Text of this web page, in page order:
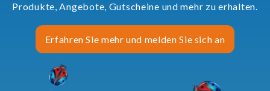
Produkte, Angebote, Gutscheine und mehr zu erhalten.
Erfahren Sie mehr und melden Sie sich an